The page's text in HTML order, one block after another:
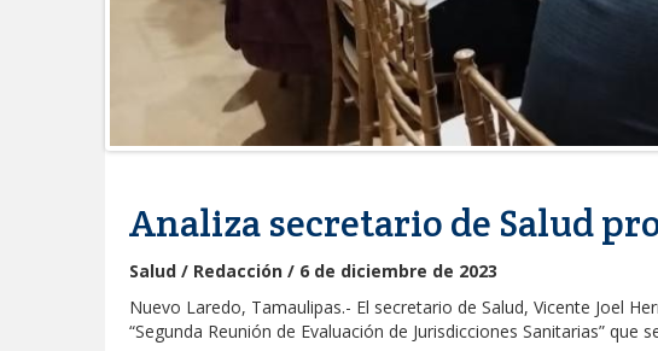
Visitó Alcalde a vecinos de Balcones de Alcalá
Tamaulipas sigue impulsando una agenda de
DIRECCIÓN DE DESARROLLO RURAL APOYA A
REAPERTURA DE LA EXPORTACIÓN DE GANADO
Impulsa STPS ferias del empleo para jóvenes
Analiza secretario de Salud
Salud / Redacción / 6 de diciembre de 2023
Nuevo Laredo, Tamaulipas.- El secretario de Salud, Vicente Joel
“Segunda Reunión de Evaluación de Jurisdicciones Sanitarias” que